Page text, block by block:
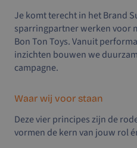
Je komt terecht in het Brand
sparringpartner werken voor
Bon Ton Toys. Vanuit
inzichten bouwen we
campagne.
Waar wij voor staan
Deze vier principes zijn de
vormen de kern van jouw rol